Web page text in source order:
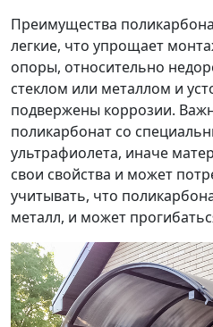
Преимущества
легкие, что упрощает
опоры, относительно
стеклом или металлом и
подвержены коррозии.
поликарбонат со
ультрафиолета, иначе
свои свойства и может
учитывать, что
металл, и может